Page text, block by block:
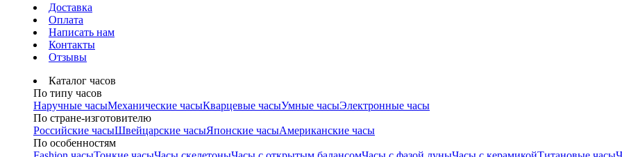
Доставка
Оплата
Написать нам
Контакты
Отзывы
Каталог часов
По типу часов
Наручные часыМеханические часыКварцевые часыУмные часыЭлектронные часы
По стране-изготовителю
Российские часыШвейцарские часыЯпонские часыАмериканские часы
По особенностям